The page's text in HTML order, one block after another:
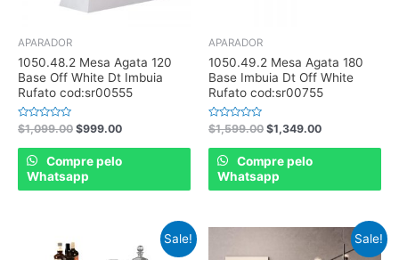
APARADOR
1050.48.2 Mesa Agata 120
Base Off White Dt Imbuia
Rufato cod:sr00555
Rated
0
out
$1,099.00 $999.00
Compre pelo
Whatsapp
APARADOR
1050.49.2 Mesa Agata 180
Base Imbuia Dt Off White
Rufato cod:sr00755
Rated
0
out
$1,599.00 $1,349.00
Compre pelo
Whatsapp
Sale! Sale!